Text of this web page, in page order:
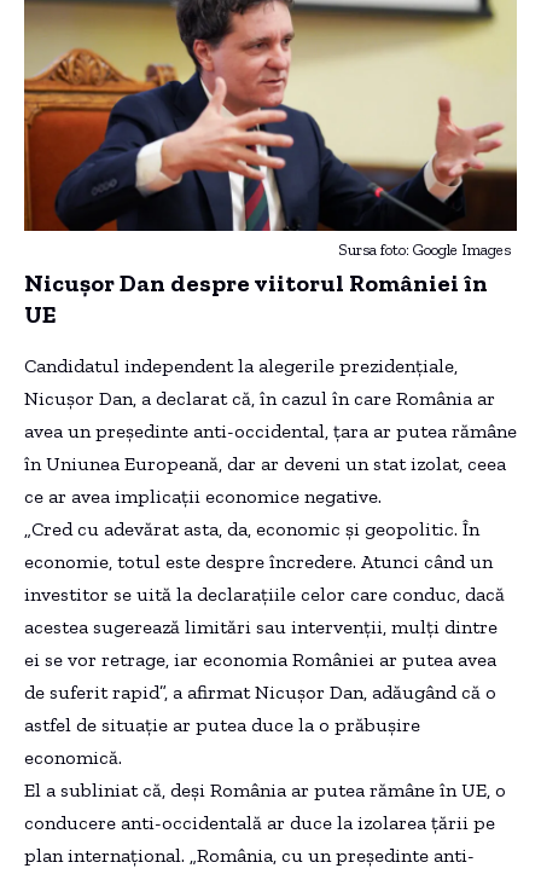
Sursa foto: Google Images
Nicușor Dan despre viitorul României în
UE
Candidatul independent la alegerile prezidențiale,
Nicușor Dan, a declarat că, în cazul în care România ar
avea un președinte anti-occidental, țara ar putea rămâne
în Uniunea Europeană, dar ar deveni un stat izolat, ceea
ce ar avea implicații economice negative.
„Cred cu adevărat asta, da, economic și geopolitic. În
economie, totul este despre încredere. Atunci când un
investitor se uită la declarațiile celor care conduc, dacă
acestea sugerează limitări sau intervenții, mulți dintre
ei se vor retrage, iar economia României ar putea avea
de suferit rapid”, a afirmat Nicușor Dan, adăugând că o
astfel de situație ar putea duce la o prăbușire
economică.
El a subliniat că, deși România ar putea rămâne în UE, o
conducere anti-occidentală ar duce la izolarea țării pe
plan internațional. „România, cu un președinte anti-